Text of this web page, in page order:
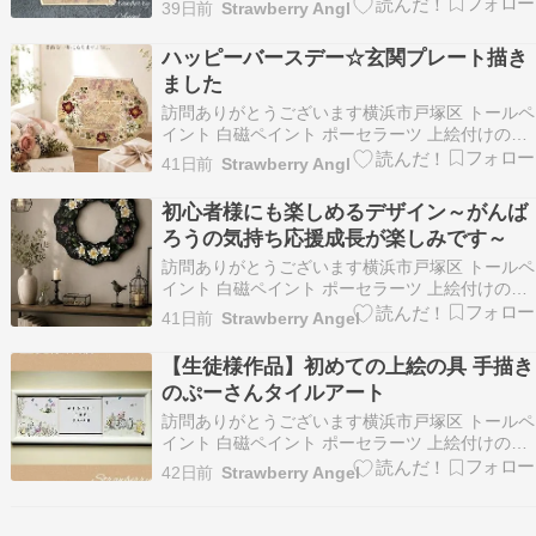
千香です 一人一人の生徒様に寄り添いながら想い
のこもった作品作りのおてつだいを心がけてレッ
スンしております 平日（火曜日水…
39日前 Strawberry Angl
ハッピーバースデー☆玄関プレート描き
ました
訪問ありがとうございます横浜市戸塚区 トールペ
イント 白磁ペイント ポーセラーツ 上絵付けのお
教室を開催しておりますStrawberry Angel 松本
千香です 一人一人の生徒様に寄り添いながら想い
のこもった作品作りのおてつだいを心がけてレッ
スンしております 平日（火曜日水…
41日前 Strawberry Angl
初心者様にも楽しめるデザイン～がんば
ろうの気持ち応援成長が楽しみです～
訪問ありがとうございます横浜市戸塚区 トールペ
イント 白磁ペイント ポーセラーツ 上絵付けのお
教室を開催しておりますStrawberry Angel 松本
千香です 一人一人の生徒様に寄り添いながら想い
のこもった作品作りのおてつだいを心がけてレッ
スンしております 平日（火曜日水…
41日前 Strawberry Angel
【生徒様作品】初めての上絵の具 手描き
のぷーさんタイルアート
訪問ありがとうございます横浜市戸塚区 トールペ
イント 白磁ペイント ポーセラーツ 上絵付けのお
教室を開催しておりますStrawberry Angel 松本
千香です 一人一人の生徒様に寄り添いながら想い
42日前 Strawberry Angel